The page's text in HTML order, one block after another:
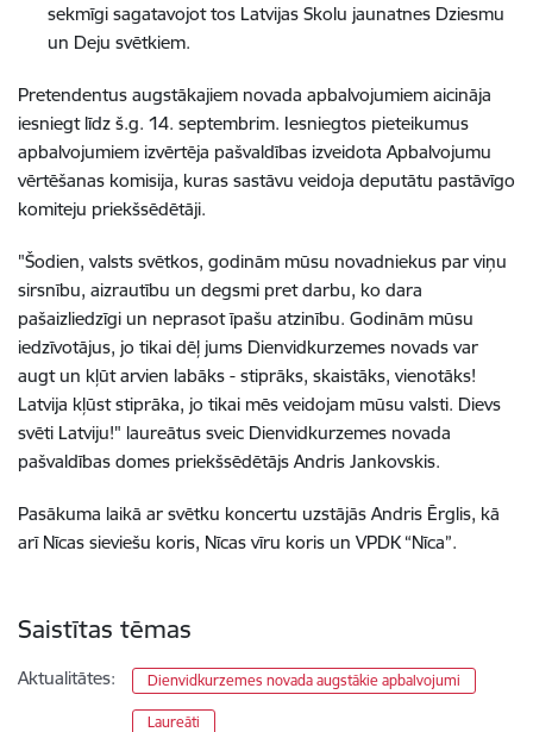
sekmīgi sagatavojot tos Latvijas Skolu jaunatnes Dziesmu
un Deju svētkiem.
Pretendentus augstākajiem novada apbalvojumiem aicināja
iesniegt līdz š.g. 14. septembrim. Iesniegtos pieteikumus
apbalvojumiem izvērtēja pašvaldības izveidota Apbalvojumu
vērtēšanas komisija, kuras sastāvu veidoja deputātu pastāvīgo
komiteju priekšsēdētāji.
"Šodien, valsts svētkos, godinām mūsu novadniekus par viņu
sirsnību, aizrautību un degsmi pret darbu, ko dara
pašaizliedzīgi un neprasot īpašu atzinību. Godinām mūsu
iedzīvotājus, jo tikai dēļ jums Dienvidkurzemes novads var
augt un kļūt arvien labāks - stiprāks, skaistāks, vienotāks!
Latvija kļūst stiprāka, jo tikai mēs veidojam mūsu valsti. Dievs
svēti Latviju!" laureātus sveic Dienvidkurzemes novada
pašvaldības domes priekšsēdētājs Andris Jankovskis.
Pasākuma laikā ar svētku koncertu uzstājās Andris Ērglis, kā
arī Nīcas sieviešu koris, Nīcas vīru koris un VPDK “Nīca”.
Saistītas tēmas
Aktualitātes: Dienvidkurzemes novada augstākie apbalvojumi
Laureāti